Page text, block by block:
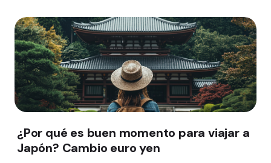
¿Por qué es buen momento para viajar a
Japón? Cambio euro yen